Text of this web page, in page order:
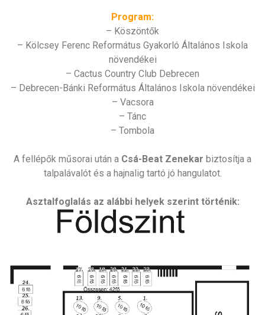
Program:
– Köszöntők
– Kölcsey Ferenc Református Gyakorló Általános Iskola
növendékei
– Cactus Country Club Debrecen
– Debrecen-Bánki Református Általános Iskola növendékei
– Vacsora
– Tánc
– Tombola
A fellépők műsorai után a Csá-Beat Zenekar biztosítja a
talpalávalót és a hajnalig tartó jó hangulatot.
Asztalfoglalás az alábbi helyek szerint történik: